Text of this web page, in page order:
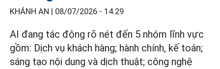
KHÁNH AN | 08/07/2026 - 14:29
AI đang tác động rõ nét đến 5 nhóm lĩnh vực
gồm: Dịch vụ khách hàng; hành chính, kế toán;
sáng tạo nội dung và dịch thuật; công nghệ